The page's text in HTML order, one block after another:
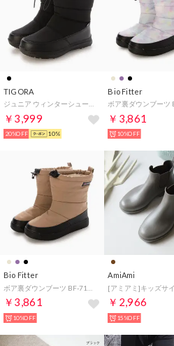
TIGORA
￥3,999
20%OFF 10%
Bio Fitter
￥3,861
10%OFF
Bio Fitter
￥3,861
10%OFF
AmiAmi
￥2,966
15%OFF